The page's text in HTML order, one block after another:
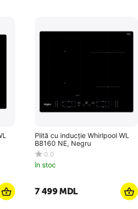
Plită cu inducție Whirlpool WL
B8160 NE, Negru
0.0
în stoc
7 499MDL